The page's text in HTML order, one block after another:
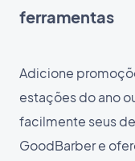
ferramentas
Adicione
estações do ano
facilmente seus
GoodBarber e